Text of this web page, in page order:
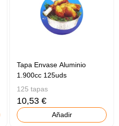
Tapa Envase Aluminio
1.900cc 125uds
125 tapas
10,53 €
Añadir